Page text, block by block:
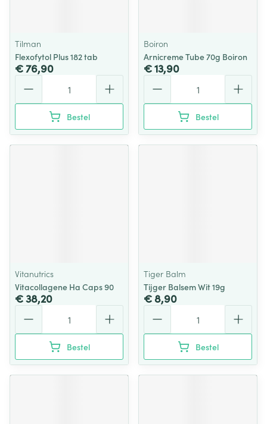
Tilman
Flexofytol Plus 182 tab
€ 76,90
Bestel
Boiron
Arnicreme Tube 70g Boiron
€ 13,90
Bestel
Vitanutrics
Vitacollagene Ha Caps 90
€ 38,20
Bestel
Tiger Balm
Tijger Balsem Wit 19g
€ 8,90
Bestel